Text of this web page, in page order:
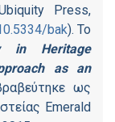
Press,
bak). Το
in Heritage
as an
ως
Emerald